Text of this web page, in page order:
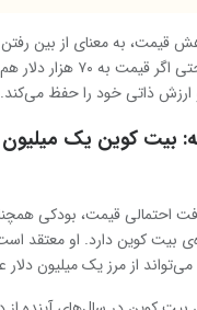
قیمت، به معنای از بین
‌کوین نیست. او گفت حتی
ارزش ذاتی خود را حفظ می‌کند.
احتمالی قیمت، بودکی
بیت ‌کوین دارد. او معتقد
از مرز یک میلیون دلار